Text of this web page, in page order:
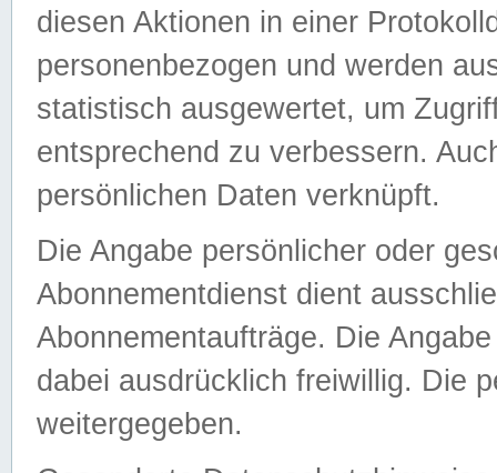
diesen Aktionen in einer
personenbezogen und werden
statistisch ausgewertet, um
entsprechend zu verbessern.
persönlichen Daten verknüpft.
Die Angabe persönlicher oder
Abonnementdienst dient
Abonnementaufträge. Die
dabei ausdrücklich freiwillig. Die
weitergegeben.